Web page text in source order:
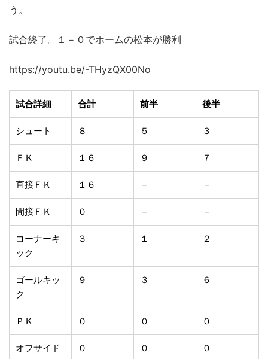
う。
試合終了。１－０でホームの松本が勝利
https://youtu.be/-THyzQX00No
試合詳細 合計 前半 後半
シュート ８ ５ ３
ＦＫ １６ ９ ７
直接ＦＫ １６ － －
間接ＦＫ ０ － －
コーナーキ
ック
３ １ ２
ゴールキッ
ク
９ ３ ６
ＰＫ ０ ０ ０
オフサイド ０ ０ ０